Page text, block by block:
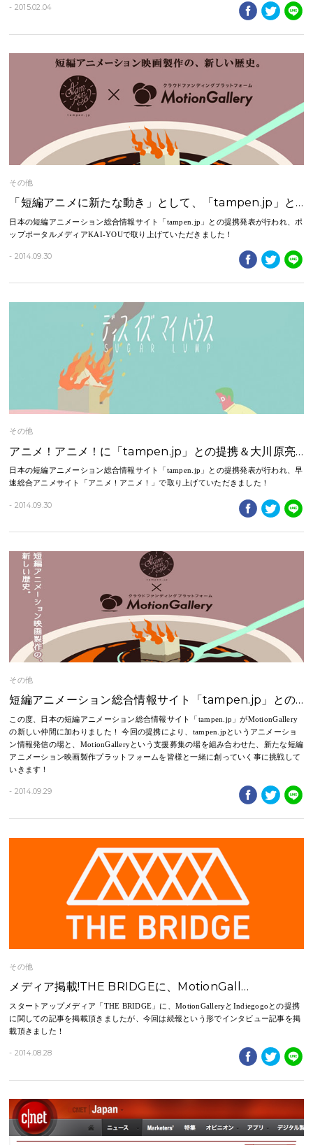
- 2015.02.04
その他
「短編アニメに新たな動き」として、「tampen.jp」と…
⽇本の短編アニメーション総合情報サイト「tampen.jp」との提携発表が行われ、ポ
ップポータルメディアKAI-YOUで取り上げていただきました！
- 2014.09.30
その他
アニメ！アニメ！に「tampen.jp」との提携＆大川原亮…
⽇本の短編アニメーション総合情報サイト「tampen.jp」との提携発表が行われ、早
速総合アニメサイト「アニメ！アニメ！」で取り上げていただきました！
- 2014.09.30
その他
短編アニメーション総合情報サイト「tampen.jp」との…
この度、⽇本の短編アニメーション総合情報サイト「tampen.jp」がMotionGallery
の新しい仲間に加わりました！ 今回の提携により、tampen.jpというアニメーショ
ン情報発信の場と、MotionGalleryという⽀援募集の場を組み合わせた、新たな短編
アニメーション映画製作プラットフォームを皆様と一緒に創っていく事に挑戦して
いきます！
- 2014.09.29
その他
メディア掲載!THE BRIDGEに、MotionGall…
スタートアップメディア「THE BRIDGE」に、MotionGalleryとIndiegogoとの提携
に関しての記事を掲載頂きましたが、今回は続報という形でインタビュー記事を掲
載頂きました！
- 2014.08.28